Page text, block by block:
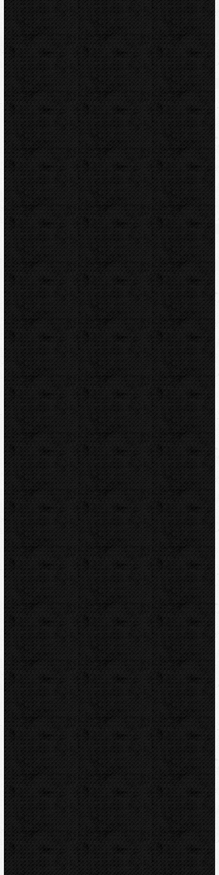
Soubory/Odkazy
Katalogový list
Video
Video
Zařazení
Vyhrdlovače
Vyhrdlovače / Expanderové hlavy
Komentáře
Přidat komentář
Sortiment
Akce
Bazar
Novinky
Videoinspekce
Detektory a těsnění
Montážní výbava
Svěráky a pracovní stoly
Pájení a hořáky
Svářečky plastů
Nůžky
Řezáky a kolečka
Odhrotovače, kalibry
Úkosovače
Hasáky, kleště, klíče
Ohýbačky
Vyhrdlovače
Expandery